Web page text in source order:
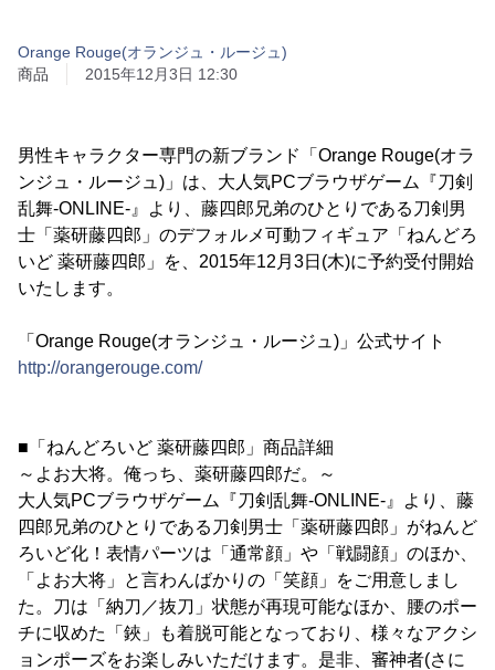
Orange Rouge(オランジュ・ルージュ)
商品
2015年12月3日 12:30
男性キャラクター専門の新ブランド「Orange Rouge(オラ
ンジュ・ルージュ)」は、大人気PCブラウザゲーム『刀剣
乱舞-ONLINE-』より、藤四郎兄弟のひとりである刀剣男
士「薬研藤四郎」のデフォルメ可動フィギュア「ねんどろ
いど 薬研藤四郎」を、2015年12月3日(木)に予約受付開始
いたします。
「Orange Rouge(オランジュ・ルージュ)」公式サイト
http://orangerouge.com/
■「ねんどろいど 薬研藤四郎」商品詳細
～よお大将。俺っち、薬研藤四郎だ。～
大人気PCブラウザゲーム『刀剣乱舞-ONLINE-』より、藤
四郎兄弟のひとりである刀剣男士「薬研藤四郎」がねんど
ろいど化！表情パーツは「通常顔」や「戦闘顔」のほか、
「よお大将」と言わんばかりの「笑顔」をご用意しまし
た。刀は「納刀／抜刀」状態が再現可能なほか、腰のポー
チに収めた「鋏」も着脱可能となっており、様々なアクシ
ョンポーズをお楽しみいただけます。是非、審神者(さに